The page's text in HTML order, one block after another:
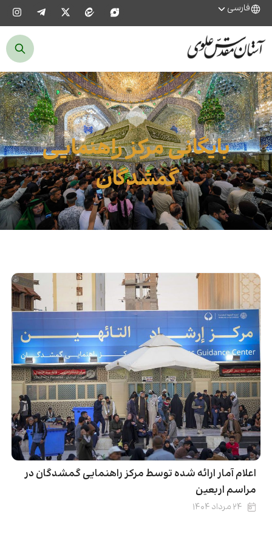
فارسی
بایگانی مرکز راهنمایی
گمشدگان
اعلام آمار ارائه شده توسط مرکز راهنمایی گمشدگان در
مراسم اربعین
۲۴ مرداد ۱۴۰۴